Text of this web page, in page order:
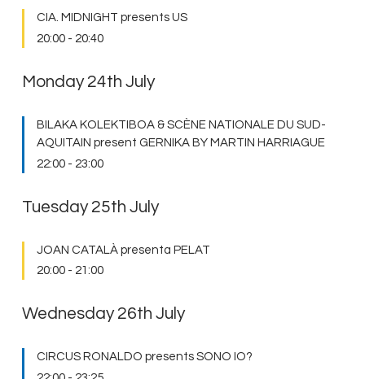
CIA. MIDNIGHT presents US
20:00 - 20:40
Monday 24th July
BILAKA KOLEKTIBOA & SCÈNE NATIONALE DU SUD-
AQUITAIN present GERNIKA BY MARTIN HARRIAGUE
22:00 - 23:00
Tuesday 25th July
JOAN CATALÀ presenta PELAT
20:00 - 21:00
Wednesday 26th July
CIRCUS RONALDO presents SONO IO?